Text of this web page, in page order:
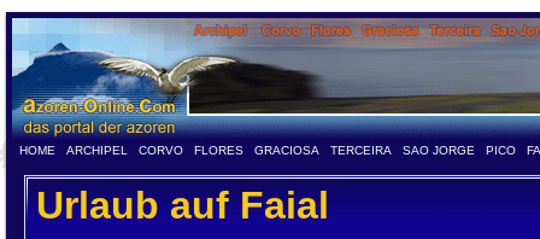
HOME ARCHIPEL CORVO FLORES GRACIOSA TERCEIRA SAO JORGE PICO
Urlaub auf Faial